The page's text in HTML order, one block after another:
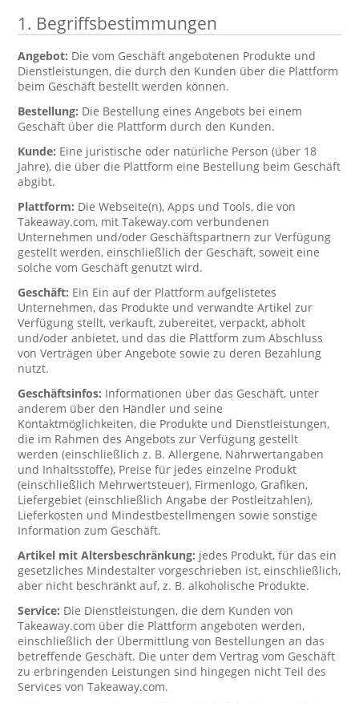
1. Begriffsbestimmungen
Angebot: Die vom Geschäft angebotenen Produkte und
Dienstleistungen, die durch den Kunden über die Plattform
beim Geschäft bestellt werden können.
Bestellung: Die Bestellung eines Angebots bei einem
Geschäft über die Plattform durch den Kunden.
Kunde: Eine juristische oder natürliche Person (über 18
Jahre), die über die Plattform eine Bestellung beim Geschäft
abgibt.
Plattform: Die Webseite(n), Apps und Tools, die von
Takeaway.com, mit Takeway.com verbundenen
Unternehmen und/oder Geschäftspartnern zur Verfügung
gestellt werden, einschließlich der Geschäft, soweit eine
solche vom Geschäft genutzt wird.
Geschäft: Ein Ein auf der Plattform aufgelistetes
Unternehmen, das Produkte und verwandte Artikel zur
Verfügung stellt, verkauft, zubereitet, verpackt, abholt
und/oder anbietet, und das die Plattform zum Abschluss
von Verträgen über Angebote sowie zu deren Bezahlung
nutzt.
Geschäftsinfos: Informationen über das Geschäft, unter
anderem über den Händler und seine
Kontaktmöglichkeiten, die Produkte und Dienstleistungen,
die im Rahmen des Angebots zur Verfügung gestellt
werden (einschließlich z. B. Allergene, Nährwertangaben
und Inhaltsstoffe), Preise für jedes einzelne Produkt
(einschließlich Mehrwertsteuer), Firmenlogo, Grafiken,
Liefergebiet (einschließlich Angabe der Postleitzahlen),
Lieferkosten und Mindestbestellmengen sowie sonstige
Information zum Geschäft.
Artikel mit Altersbeschränkung: jedes Produkt, für das ein
gesetzliches Mindestalter vorgeschrieben ist, einschließlich,
aber nicht beschränkt auf, z. B. alkoholische Produkte.
Service: Die Dienstleistungen, die dem Kunden von
Takeaway.com über die Plattform angeboten werden,
einschließlich der Übermittlung von Bestellungen an das
betreffende Geschäft. Die unter dem Vertrag vom Geschäft
zu erbringenden Leistungen sind hingegen nicht Teil des
Services von Takeaway.com.